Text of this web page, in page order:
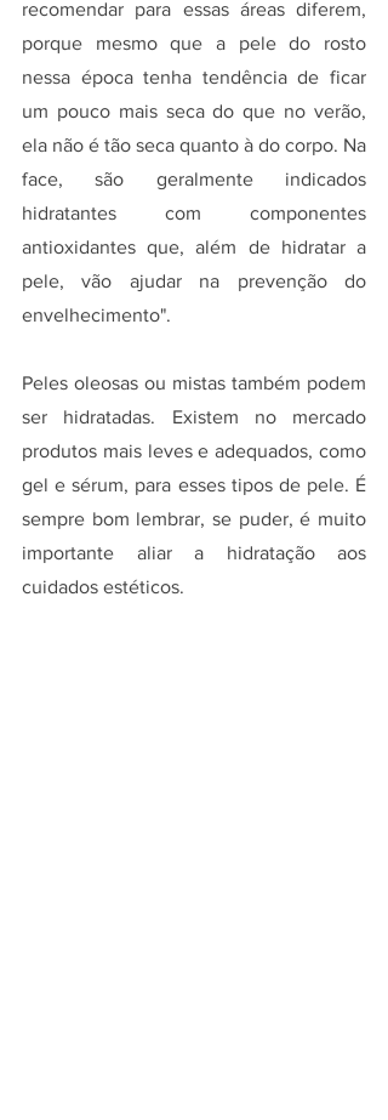
recomendar para essas áreas diferem,
porque mesmo que a pele do rosto
nessa época tenha tendência de ficar
um pouco mais seca do que no verão,
ela não é tão seca quanto à do corpo. Na
face, são geralmente indicados
hidratantes com componentes
antioxidantes que, além de hidratar a
pele, vão ajudar na prevenção do
envelhecimento".
Peles oleosas ou mistas também podem
ser hidratadas. Existem no mercado
produtos mais leves e adequados, como
gel e sérum, para esses tipos de pele. É
sempre bom lembrar, se puder, é muito
importante aliar a hidratação aos
cuidados estéticos.